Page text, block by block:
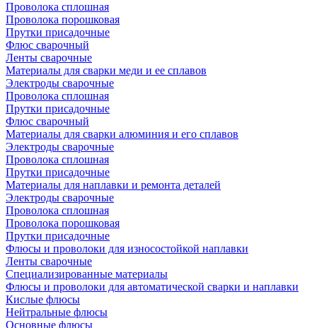
Проволока сплошная
Проволока порошковая
Прутки присадочные
Флюс сварочный
Ленты сварочные
Материалы для сварки меди и ее сплавов
Электроды сварочные
Проволока сплошная
Прутки присадочные
Флюс сварочный
Материалы для сварки алюминия и его сплавов
Электроды сварочные
Проволока сплошная
Прутки присадочные
Материалы для наплавки и ремонта деталей
Электроды сварочные
Проволока сплошная
Проволока порошковая
Прутки присадочные
Флюсы и проволоки для износостойкой наплавки
Ленты сварочные
Специализированные материалы
Флюсы и проволоки для автоматической сварки и наплавки
Кислые флюсы
Нейтральные флюсы
Основные флюсы